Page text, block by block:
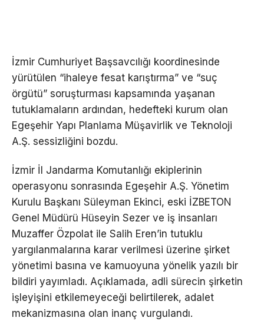
İzmir Cumhuriyet Başsavcılığı koordinesinde
yürütülen “ihaleye fesat karıştırma” ve “suç
örgütü” soruşturması kapsamında yaşanan
tutuklamaların ardından, hedefteki kurum olan
Egeşehir Yapı Planlama Müşavirlik ve Teknoloji
A.Ş. sessizliğini bozdu.
İzmir İl Jandarma Komutanlığı ekiplerinin
operasyonu sonrasında Egeşehir A.Ş. Yönetim
Kurulu Başkanı Süleyman Ekinci, eski İZBETON
Genel Müdürü Hüseyin Sezer ve iş insanları
Muzaffer Özpolat ile Salih Eren’in tutuklu
yargılanmalarına karar verilmesi üzerine şirket
yönetimi basına ve kamuoyuna yönelik yazılı bir
bildiri yayımladı. Açıklamada, adli sürecin şirketin
işleyişini etkilemeyeceği belirtilerek, adalet
mekanizmasına olan inanç vurgulandı.